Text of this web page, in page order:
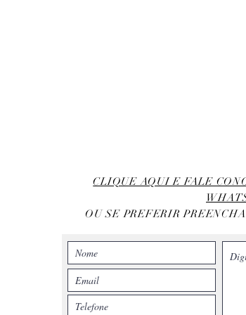
CLIQUE AQUI E FALE
OU SE PREFERIR